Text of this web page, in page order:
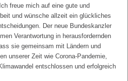
freue mich auf eine gute und
und wünsche allzeit ein glückliches
Der neue Bundeskanzler
Verantwortung in herausfordernden
sie gemeinsam mit Ländern und
unserer Zeit wie Corona-Pandemie,
entschlossen und erfolgreich